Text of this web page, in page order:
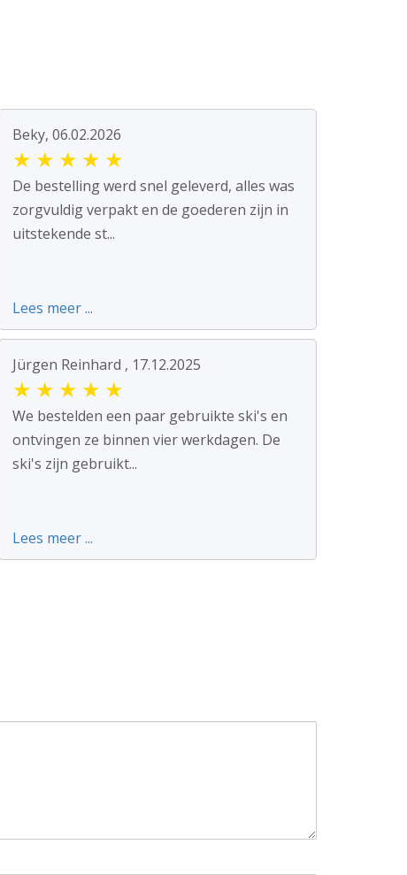
Beky, 06.02.2026
★ ★ ★ ★ ★
De bestelling werd snel geleverd, alles was
zorgvuldig verpakt en de goederen zijn in
uitstekende st...
Lees meer ...
Jürgen Reinhard , 17.12.2025
★ ★ ★ ★ ★
We bestelden een paar gebruikte ski's en
ontvingen ze binnen vier werkdagen. De
ski's zijn gebruikt...
Lees meer ...